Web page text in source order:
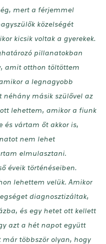
mert a férjemmel
közelségét
kicsik voltak a gyerekek.
pillanatokban
amit otthon töltöttem
a legnagyobb
néhány másik szülővel az
lehettem, amikor a fiunk
és vártam őt akkor is,
nem lehet
elmulasztani.
éveik történéseiben.
lehettem velük. Amikor
diagnosztizáltak,
és egy hetet ott kellett
azt a hét napot együtt
többször olyan, hogy